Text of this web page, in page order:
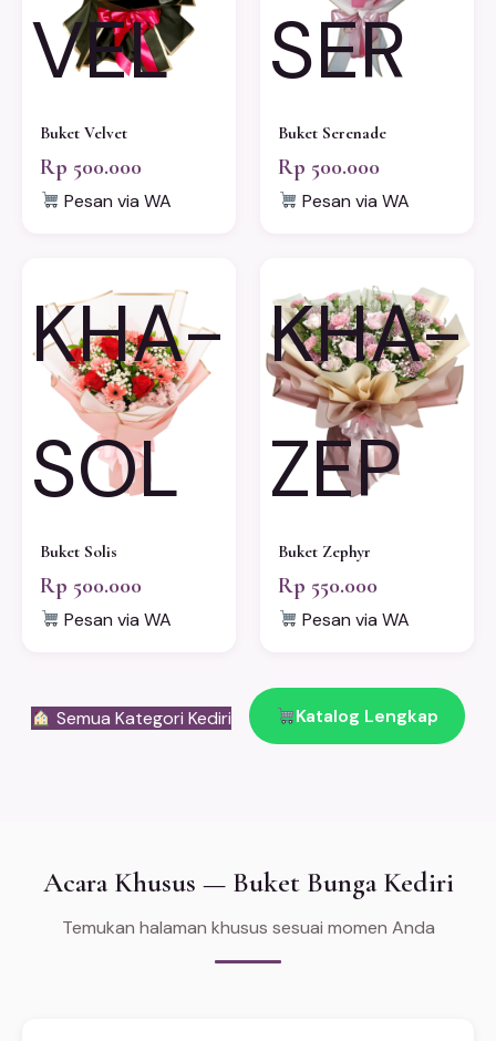
VEL
Buket Velvet
Rp 500.000
Pesan via WA
SER
Buket Serenade
Rp 500.000
Pesan via WA
KHA-
SOL
Buket Solis
Rp 500.000
Pesan via WA
KHA-
ZEP
Buket Zephyr
Rp 550.000
Pesan via WA
Semua Kategori Kediri Katalog Lengkap
Acara Khusus — Buket Bunga Kediri
Temukan halaman khusus sesuai momen Anda